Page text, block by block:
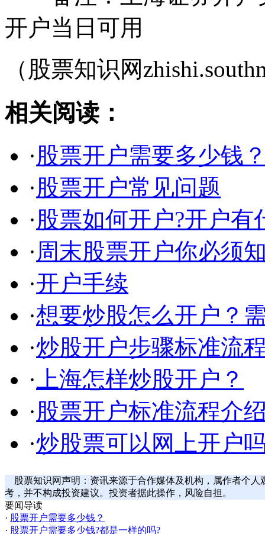
开户当日可用
（股票知识网
相关阅读：
·股票开户需要多少钱
·股票开户常见问题
·股票如何开户?开户有
·周末股票开户你必须
·开户手续
·想要炒股怎么开户？
·炒股开户步骤标准流
· 上海怎样炒股开户？
·股票开户标准流程介
·炒股票可以网上开户
股票知识网声明：资讯来源于合作媒体及机构，属作者个人
考，并不构成投资建议。投资者据此操作，风险自担。
要闻导读
· 股票开户需要多少钱？
· 股票开户需要多少钱?都是一样的吗?